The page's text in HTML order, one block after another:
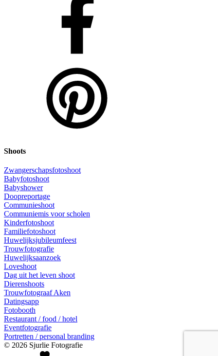
Shoots
Zwangerschapsfotoshoot
Babyfotoshoot
Babyshower
Doopreportage
Communieshoot
Communiemis voor scholen
Kinderfotoshoot
Familiefotoshoot
Huwelijksjubileumfeest
Trouwfotografie
Huwelijksaanzoek
Loveshoot
Dag uit het leven shoot
Dierenshoots
Trouwfotograaf Aken
Datingsapp
Fotobooth
Restaurant / food / hotel
Eventfotografie
Portretten / personal branding
© 2026 Sjurlie Fotografie